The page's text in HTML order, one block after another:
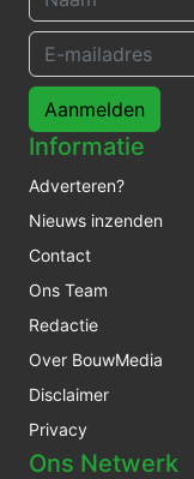
Aanmelden
Informatie
Adverteren?
Nieuws inzenden
Contact
Ons Team
Redactie
Over BouwMedia
Disclaimer
Privacy
Ons Netwerk